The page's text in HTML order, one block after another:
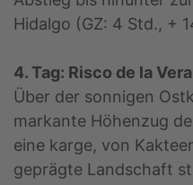
Hidalgo (GZ: 4 Std., +
4. Tag: Risco de la Vera
Über der sonnigen
markante Höhenzug
eine karge, von
geprägte Landschaft